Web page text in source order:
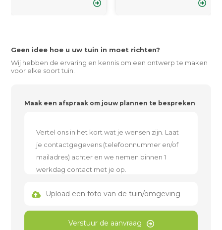
Geen idee hoe u uw tuin in moet richten?
Wij hebben de ervaring en kennis om een ontwerp te maken
voor elke soort tuin.
Maak een afspraak om jouw plannen te bespreken
Upload een foto van de tuin/omgeving
Verstuur de aanvraag